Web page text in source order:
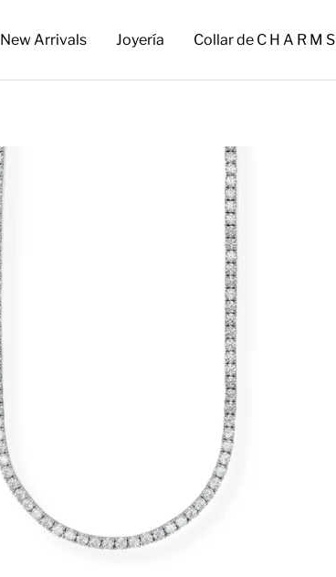
New Arrivals Joyería Collar de C H A R M S